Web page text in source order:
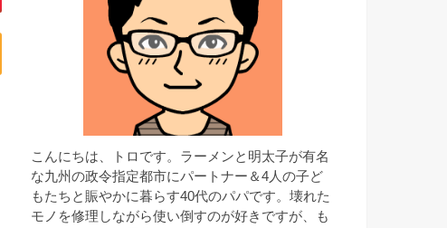
こんにちは、トロです。ラーメンと明太子が有名
な九州の政令指定都市にパートナー＆4人の子ど
もたちと賑やかに暮らす40代のパパです。壊れた
モノを修理しながら使い倒すのが好きですが、も